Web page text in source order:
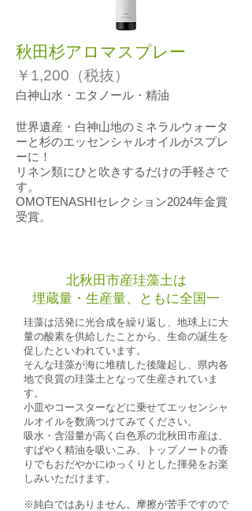
秋田杉アロマスプレー
￥1,200（税抜）
白神山水・エタノール・精油
世界遺産・白神山地のミネラルウォータ
ーと杉のエッセンシャルオイルがスプレ
ーに！
リネン類にひと吹きするだけの手軽さで
す。
OMOTENASHIセレクション2024年金賞
受賞。
北秋田市産珪藻土は
埋蔵量・生産量、ともに全国一
珪藻は活発に光合成を繰り返し、地球上に大
量の酸素を供給したことから、生命の誕生を
促したといわれています。
そんな珪藻が海に堆積した後隆起し、県内各
地で良質の珪藻土となって生産されていま
す。
小皿やコースターなどに乗せてエッセンシャ
ルオイルを数滴つけてみてください。
吸水・含湿量が高く白色系の北秋田市産は、
すばやく精油を吸いこみ、トップノートの香
りでもおだやかにゆっくりとした揮発をお楽
しみいただけます。
​※純白ではありません。摩擦が苦手ですので